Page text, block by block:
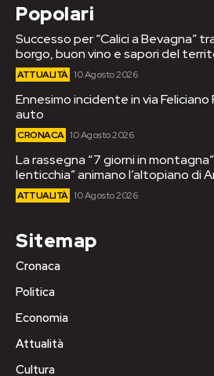
Popolari
Successo per “Calici a Bevagna”
borgo, buon vino e sapori del
ATTUALITÀ 10 Agosto 2026
Ennesimo incidente in via
auto
CRONACA 10 Agosto 2026
La rassegna “7 giorni in
lenticchia” animano l’altopiano di
ATTUALITÀ 10 Agosto 2026
Sitemap
Cronaca
Politica
Economia
Attualità
Cultura